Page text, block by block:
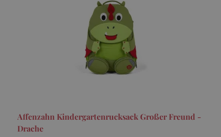
Affenzahn Kindergartenrucksack Großer Freund -
Drache